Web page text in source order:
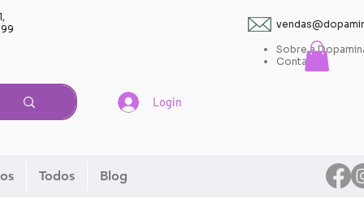
Sobre a
Contato
Login
Todos Blog